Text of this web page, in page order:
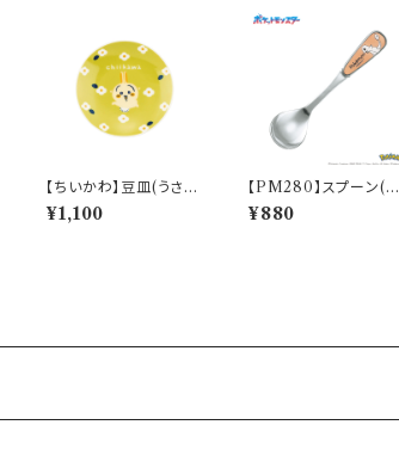
【ちいかわ】豆皿(うさぎ)
【CKW20】CKW23-3
33
¥1,100
【PM280】スプーン(ヒ
トカゲ)【Daily Sketch】
PM282-850
¥880